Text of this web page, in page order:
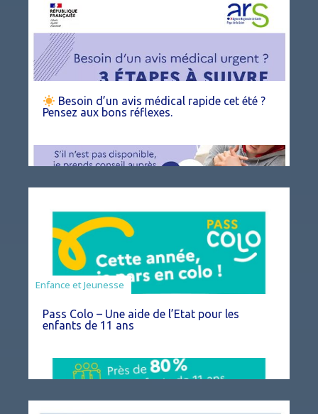
Besoin d’un avis médical rapide cet été ?
Pensez aux bons réflexes.
Animation
Enfance et Jeunesse
Pass Colo – Une aide de l’Etat pour les
enfants de 11 ans